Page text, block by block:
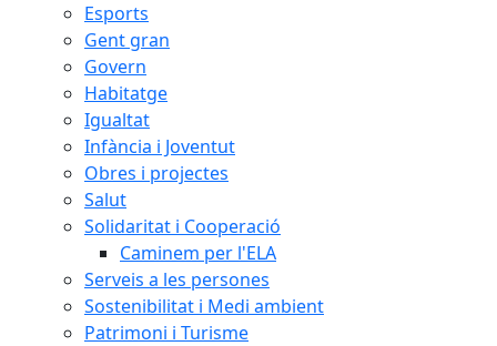
Esports
Gent gran
Govern
Habitatge
Igualtat
Infància i Joventut
Obres i projectes
Salut
Solidaritat i Cooperació
Caminem per l'ELA
Serveis a les persones
Sostenibilitat i Medi ambient
Patrimoni i Turisme